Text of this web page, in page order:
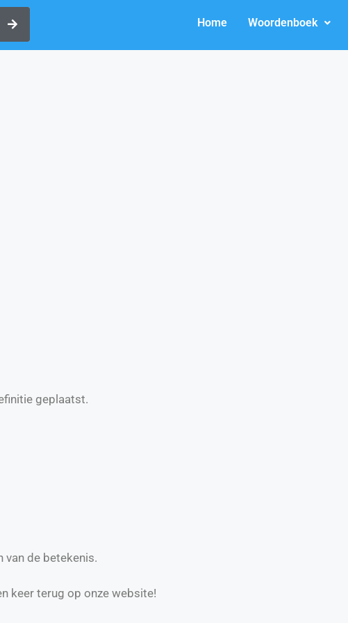
Home Woordenboek
geplaatst.
van de betekenis.
keer terug op onze website!